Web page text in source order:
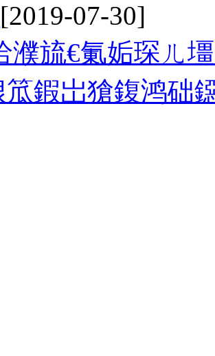
[2019-07-30]
濮旈€氭姤琛ㄦ
笟鍜岀獊鍑鸿础